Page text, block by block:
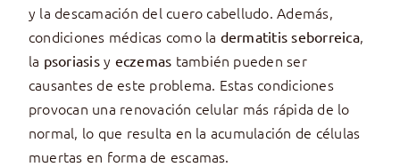
y la descamación del cuero cabelludo. Además,
condiciones médicas como la dermatitis seborreica,
la psoriasisy eczemas también pueden ser
causantes de este problema. Estas condiciones
provocan una renovación celular más rápida de lo
normal, lo que resulta en la acumulación de células
muertas en forma de escamas.